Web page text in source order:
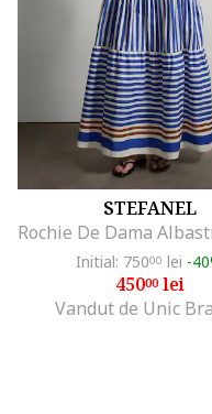
STEFANEL
Initial: 75000 lei -
45000lei
Vandut de Unic